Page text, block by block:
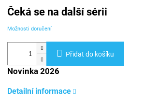
Měrná
cena:
Čeká se na další sérii
Možnosti doručení
Přidat do košíku
Novinka 2026
Detailní informace